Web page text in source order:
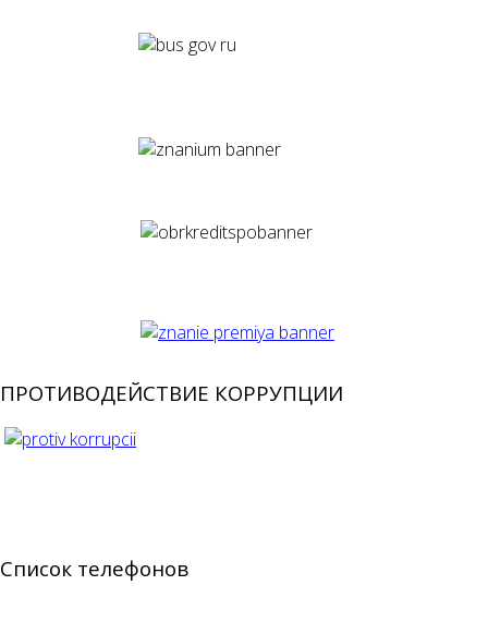
ПРОТИВОДЕЙСТВИЕ КОРРУПЦИИ
Список телефонов